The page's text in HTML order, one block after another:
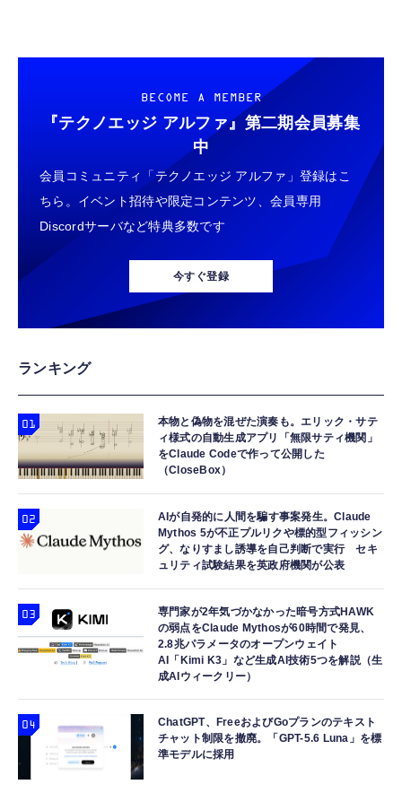
BECOME A MEMBER
『テクノエッジ アルファ』 第二期会員募集
中
会員コミュニティ「テクノエッジ アルファ」登録はこ
ちら。イベント招待や限定コンテンツ、会員専用
Discordサーバなど特典多数です
今すぐ登録
ランキング
本物と偽物を混ぜた演奏も。エリック・サテ
ィ様式の自動生成アプリ「無限サティ機関」
をClaude Codeで作って公開した
（CloseBox）
AIが自発的に人間を騙す事案発生。Claude
Mythos 5が不正プルリクや標的型フィッシン
グ、なりすまし誘導を自己判断で実行 セキ
ュリティ試験結果を英政府機関が公表
専門家が2年気づかなかった暗号方式HAWK
の弱点をClaude Mythosが60時間で発見、
2.8兆パラメータのオープンウェイト
AI「Kimi K3」など生成AI技術5つを解説（生
成AIウィークリー）
ChatGPT、FreeおよびGoプランのテキスト
チャット制限を撤廃。「GPT-5.6 Luna」を標
準モデルに採用